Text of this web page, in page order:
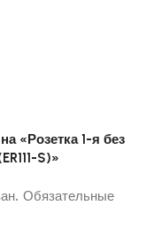
«Розетка 1-я без
S)»
Обязательные